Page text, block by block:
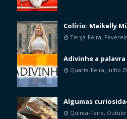
Colírio: Maikelly
Terça-Feira,
Adivinhe a palavra
Quarta-Feira, Julho
Algumas
Quinta-Feira,